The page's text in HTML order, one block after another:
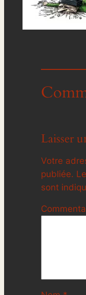
Laisser
Votre
publiée.
sont